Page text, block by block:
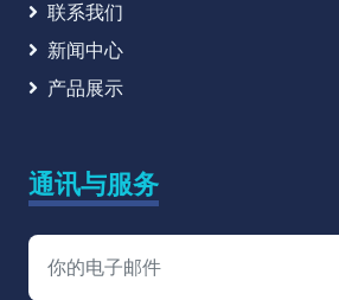
联系我们
新闻中心
产品展示
通讯与服务